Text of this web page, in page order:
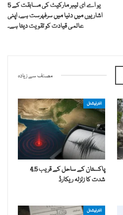
یو اے ای لیبر مارکیٹ کی مسابقت کے 5
اشاریوں میں دنیا میں سرفہرست ہے، اپنی
عالمی قیادت کو تقویت دیتا ہے۔
مصنف سے زیادہ
انٹرنیشنل
پاکستان کے ساحل کے قریب 4.5
شدت کا زلزلہ ریکارڈ
انٹرنیشنل